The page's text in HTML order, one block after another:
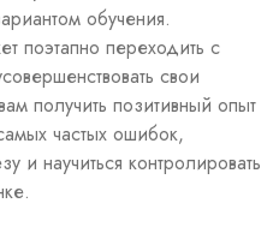
обучения.
поэтапно переходить с
свои
получить позитивный опыт
частых ошибок,
и научиться контролировать